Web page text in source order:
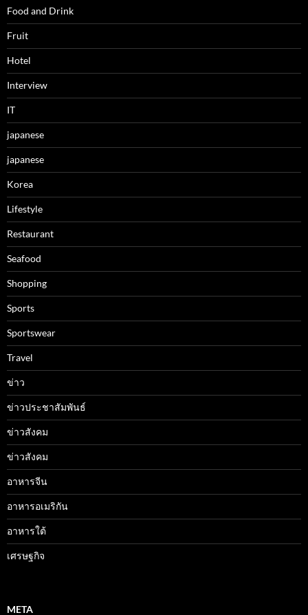
Food and Drink
Fruit
Hotel
Interview
IT
japanese
japanese
Korea
Lifestyle
Restaurant
Seafood
Shopping
Sports
Sportswear
Travel
ข่าว
ข่าวประชาสัมพันธ์
ข่าวสังคม
ข่าวสังคม
อาหารจีน
อาหารอเมริกัน
อาหารใต้
เศรษฐกิจ
META